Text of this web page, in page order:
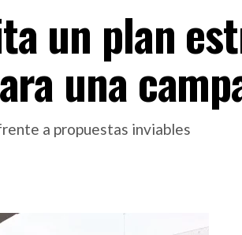
un plan
una
a propuestas inviables